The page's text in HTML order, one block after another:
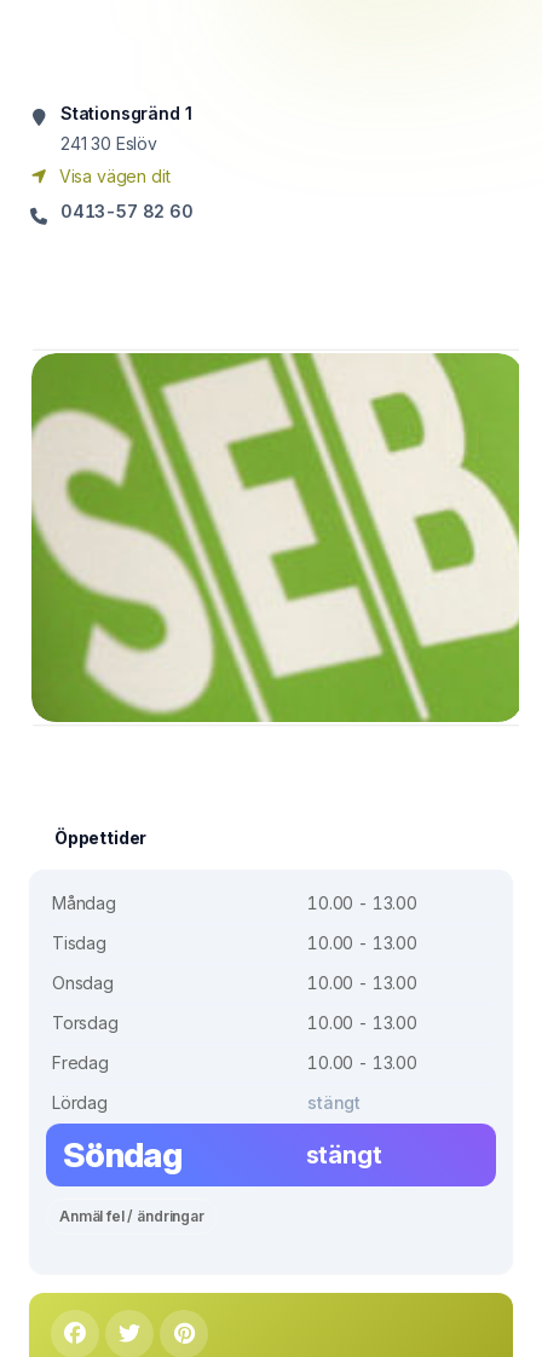
Stationsgränd 1
241 30 Eslöv
Visa vägen dit
0413-57 82 60
Öppettider
Måndag
10.00 - 13.00
Tisdag
10.00 - 13.00
Onsdag
10.00 - 13.00
Torsdag
10.00 - 13.00
Fredag
10.00 - 13.00
Lördag
stängt
Söndag stängt
Anmäl fel / ändringar